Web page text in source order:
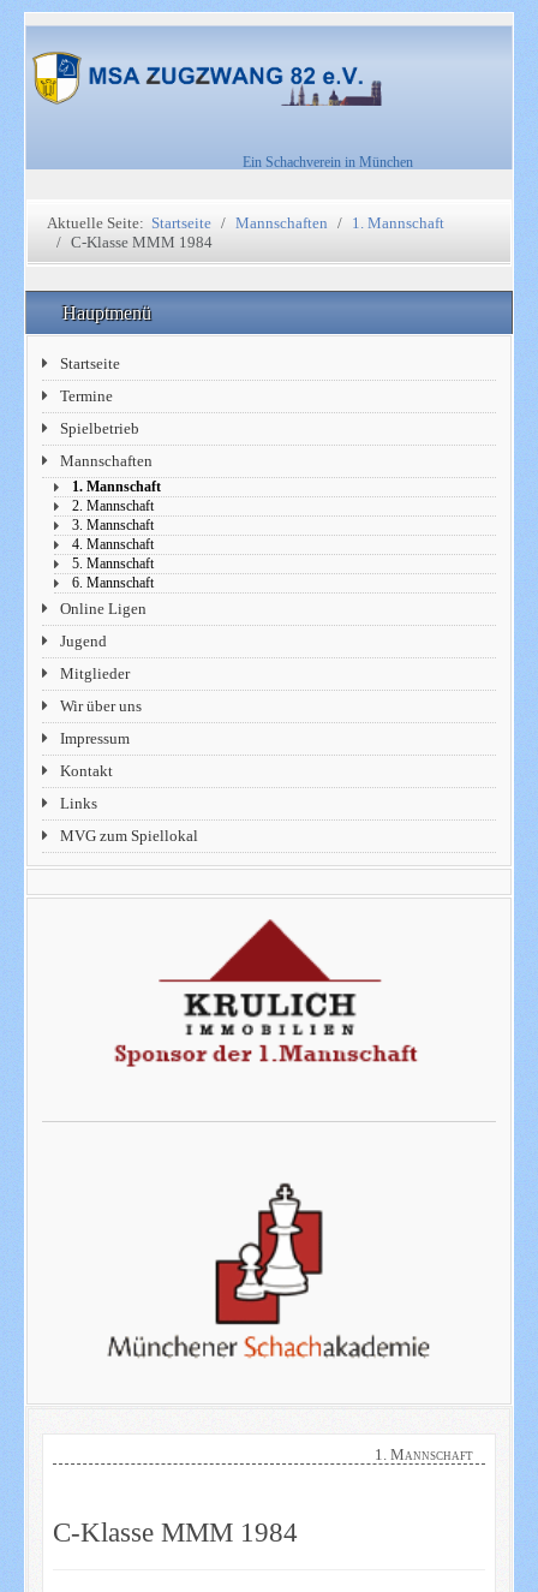
Ein Schachverein in München
Aktuelle Seite: Startseite Mannschaften
1. Mannschaft
C-Klasse MMM 1984
Hauptmenü
Startseite
Termine
Spielbetrieb
Mannschaften
1. Mannschaft
2. Mannschaft
3. Mannschaft
4. Mannschaft
5. Mannschaft
6. Mannschaft
Online Ligen
Jugend
Mitglieder
Wir über uns
Impressum
Kontakt
Links
MVG zum Spiellokal
1. Mannschaft
C-Klasse MMM 1984